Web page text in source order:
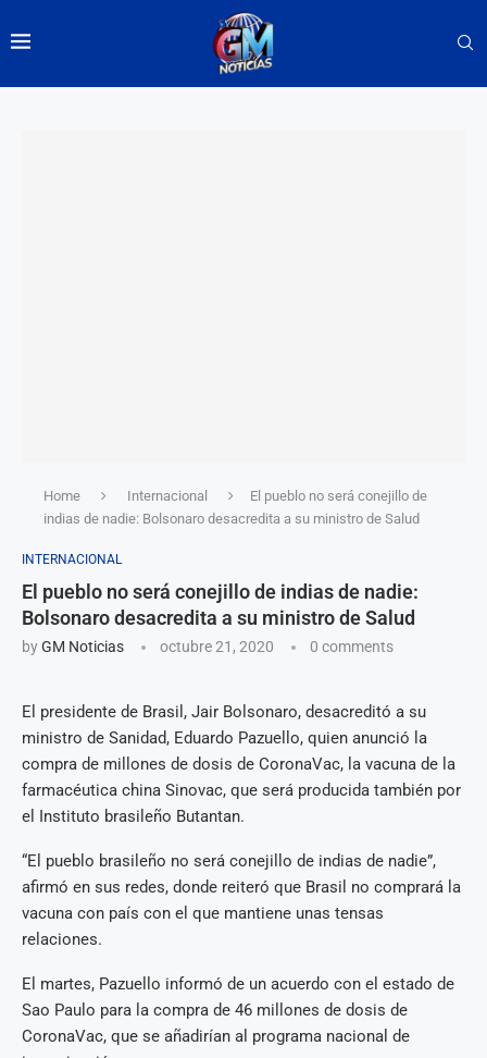
Home Internacional
El pueblo no será conejillo de
indias de nadie: Bolsonaro desacredita a su ministro de Salud
INTERNACIONAL
El pueblo no será conejillo de indias de nadie:
Bolsonaro desacredita a su ministro de Salud
byGM Noticias octubre 21, 2020 0 comments
El presidente de Brasil, Jair Bolsonaro, desacreditó a su
ministro de Sanidad, Eduardo Pazuello, quien anunció la
compra de millones de dosis de CoronaVac, la vacuna de la
farmacéutica china Sinovac, que será producida también por
el Instituto brasileño Butantan.
“El pueblo brasileño no será conejillo de indias de nadie”,
afirmó en sus redes, donde reiteró que Brasil no comprará la
vacuna con país con el que mantiene unas tensas
relaciones.
El martes, Pazuello informó de un acuerdo con el estado de
Sao Paulo para la compra de 46 millones de dosis de
CoronaVac, que se añadirían al programa nacional de